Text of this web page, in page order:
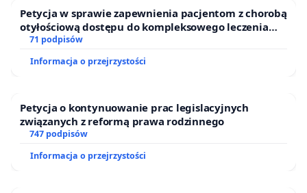
Petycja w sprawie zapewnienia pacjentom z chorobą
otyłościową dostępu do kompleksowego leczenia
oraz programów profilaktycznych.
71 podpisów
Informacja o przejrzystości
Petycja o kontynuowanie prac legislacyjnych
związanych z reformą prawa rodzinnego
747 podpisów
Informacja o przejrzystości